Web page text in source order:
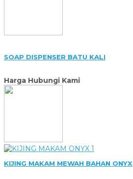
SOAP DISPENSER BATU KALI
Harga Hubungi Kami
KIJING MAKAM MEWAH BAHAN ONYX